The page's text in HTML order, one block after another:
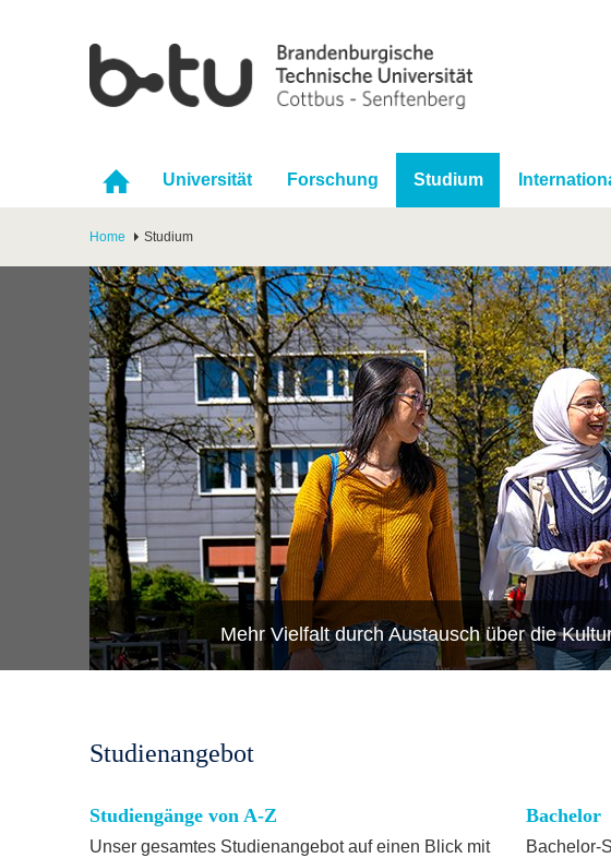
Universität Forschung Studium
Home Studium
Mehr Vielfalt durch Austausch über die
Studienangebot
Studiengänge von A-Z
Unser gesamtes Studienangebot auf einen Blick mit
Bachelor
Bachelor-